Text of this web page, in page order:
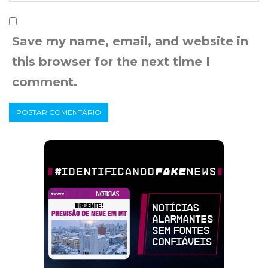
Save my name, email, and website in
this browser for the next time I
comment.